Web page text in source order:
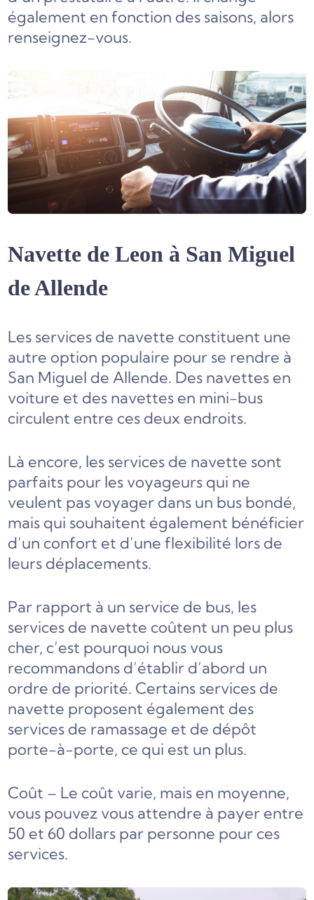
également en fonction des saisons, alors
renseignez-vous.
Navette de Leon à San Miguel
de Allende
Les services de navette constituent une
autre option populaire pour se rendre à
San Miguel de Allende. Des navettes en
voiture et des navettes en mini-bus
circulent entre ces deux endroits.
Là encore, les services de navette sont
parfaits pour les voyageurs qui ne
veulent pas voyager dans un bus bondé,
mais qui souhaitent également bénéficier
d’un confort et d’une flexibilité lors de
leurs déplacements.
Par rapport à un service de bus, les
services de navette coûtent un peu plus
cher, c’est pourquoi nous vous
recommandons d’établir d’abord un
ordre de priorité. Certains services de
navette proposent également des
services de ramassage et de dépôt
porte-à-porte, ce qui est un plus.
Coût – Le coût varie, mais en moyenne,
vous pouvez vous attendre à payer entre
50 et 60 dollars par personne pour ces
services.